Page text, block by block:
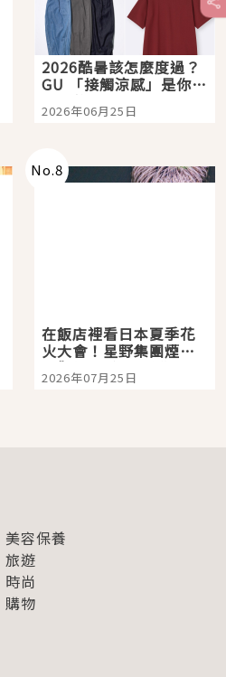
2026酷暑該怎麼度過？
GU 「接觸涼感」是你的
夏日救星
2026年06月25日
No.8
在飯店裡看日本夏季花
火大會！星野集團煙火
景觀飯店6選，讓你不用
人擠人悠閒欣賞
2026年07月25日
美容保養
旅遊
時尚
購物